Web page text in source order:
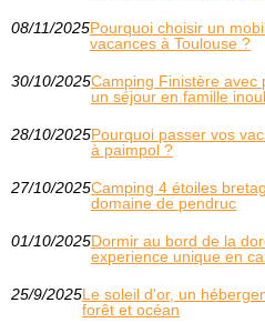
08/11/2025Pourquoi choisir un
vacances à Toulouse ?
30/10/2025Camping Finistère avec
un séjour en famille
28/10/2025Pourquoi passer vos
à paimpol ?
27/10/2025Camping 4 étoiles
domaine de pendruc
01/10/2025Dormir au bord de la
experience unique en
25/9/2025Le soleil d'or, un
forêt et océan